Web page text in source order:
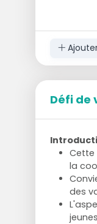
Défi de
Cette
la
des